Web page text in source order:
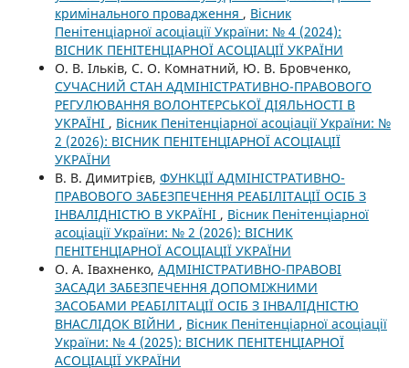
кримінального провадження , Вісник
Пенітенціарної асоціації України: № 4 (2024):
ВІСНИК ПЕНІТЕНЦІАРНОЇ АСОЦІАЦІЇ УКРАЇНИ
О. В. Ільків, С. О. Комнатний, Ю. В. Бровченко,
СУЧАСНИЙ СТАН АДМІНІСТРАТИВНО-ПРАВОВОГО
РЕГУЛЮВАННЯ ВОЛОНТЕРСЬКОЇ ДІЯЛЬНОСТІ В
УКРАЇНІ , Вісник Пенітенціарної асоціації України: №
2 (2026): ВІСНИК ПЕНІТЕНЦІАРНОЇ АСОЦІАЦІЇ
УКРАЇНИ
В. В. Димитрієв, ФУНКЦІЇ АДМІНІСТРАТИВНО-
ПРАВОВОГО ЗАБЕЗПЕЧЕННЯ РЕАБІЛІТАЦІЇ ОСІБ З
ІНВАЛІДНІСТЮ В УКРАЇНІ , Вісник Пенітенціарної
асоціації України: № 2 (2026): ВІСНИК
ПЕНІТЕНЦІАРНОЇ АСОЦІАЦІЇ УКРАЇНИ
О. А. Івахненко, АДМІНІСТРАТИВНО-ПРАВОВІ
ЗАСАДИ ЗАБЕЗПЕЧЕННЯ ДОПОМІЖНИМИ
ЗАСОБАМИ РЕАБІЛІТАЦІЇ ОСІБ З ІНВАЛІДНІСТЮ
ВНАСЛІДОК ВІЙНИ , Вісник Пенітенціарної асоціації
України: № 4 (2025): ВІСНИК ПЕНІТЕНЦІАРНОЇ
АСОЦІАЦІЇ УКРАЇНИ